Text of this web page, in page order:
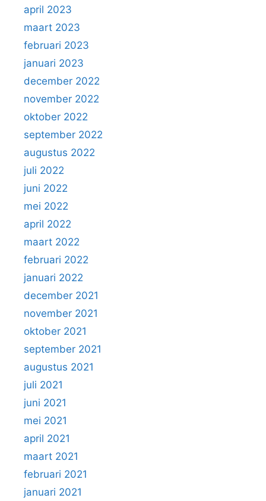
april 2023
maart 2023
februari 2023
januari 2023
december 2022
november 2022
oktober 2022
september 2022
augustus 2022
juli 2022
juni 2022
mei 2022
april 2022
maart 2022
februari 2022
januari 2022
december 2021
november 2021
oktober 2021
september 2021
augustus 2021
juli 2021
juni 2021
mei 2021
april 2021
maart 2021
februari 2021
januari 2021